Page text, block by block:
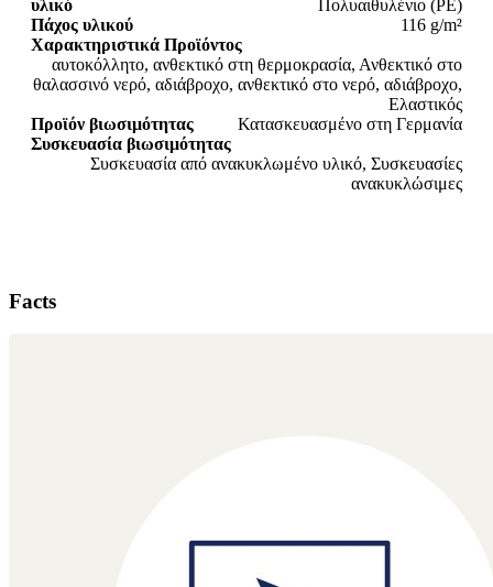
υλικό
Πολυαιθυλένιο (PE)
Πάχος υλικού
116 g/m²
Χαρακτηριστικά Προϊόντος
αυτοκόλλητο, ανθεκτικό στη θερμοκρασία, Ανθεκτικό στο
θαλασσινό νερό, αδιάβροχο, ανθεκτικό στο νερό, αδιάβροχο,
Ελαστικός
Προϊόν βιωσιμότητας
Κατασκευασμένο στη Γερμανία
Συσκευασία βιωσιμότητας
Συσκευασία από ανακυκλωμένο υλικό, Συσκευασίες
ανακυκλώσιμες
Facts